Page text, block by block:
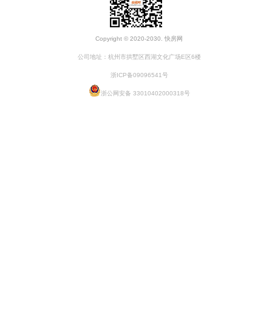
Copyright © 2020-2030. 快房网
公司地址：杭州市拱墅区西湖文化广场E区6楼
浙ICP备09096541号
浙公网安备 33010402000318号